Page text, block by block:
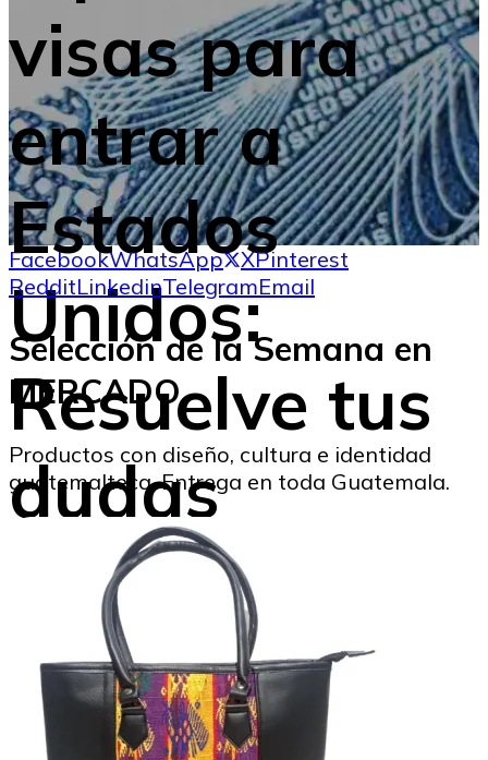
visas para
entrar a
Estados
Unidos:
Resuelve tus
dudas
Marysabel Aldana
14/08/2024
FacebookWhatsApp XPinterest
RedditLinkedinTelegramEmail
Selección de la Semana en
MERCADO
Productos con diseño, cultura e identidad
guatemalteca. Entrega en toda Guatemala.